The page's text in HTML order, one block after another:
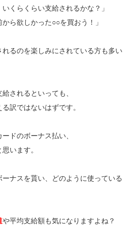
くらくらい支給されるかな？」
ら欲しかった○○を買おう！」
るのを楽しみにされている方も多い
されるといっても、
訳ではないはずです。
ドのボーナス払い、
います。
ーナスを貰い、どのように使っている
や平均支給額も気になりますよね？